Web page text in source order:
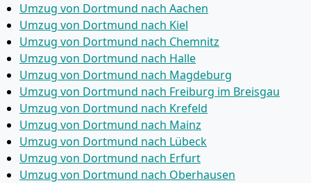
Umzug von Dortmund nach Aachen
Umzug von Dortmund nach Kiel
Umzug von Dortmund nach Chemnitz
Umzug von Dortmund nach Halle
Umzug von Dortmund nach Magdeburg
Umzug von Dortmund nach Freiburg im Breisgau
Umzug von Dortmund nach Krefeld
Umzug von Dortmund nach Mainz
Umzug von Dortmund nach Lübeck
Umzug von Dortmund nach Erfurt
Umzug von Dortmund nach Oberhausen